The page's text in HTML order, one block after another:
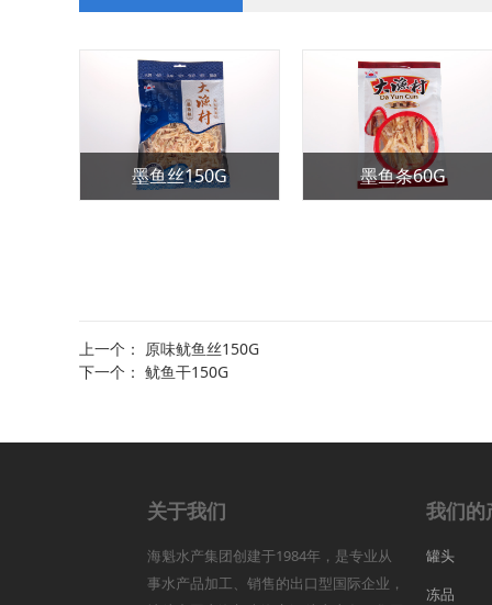
墨鱼丝150G 墨鱼条60G
上一个： 原味鱿鱼丝150G
下一个： 鱿鱼干150G
关于我们
海魁水产集团创建于1984年，是专业从
事水产品加工、销售的出口型国际企业，
我们的
罐头
冻品